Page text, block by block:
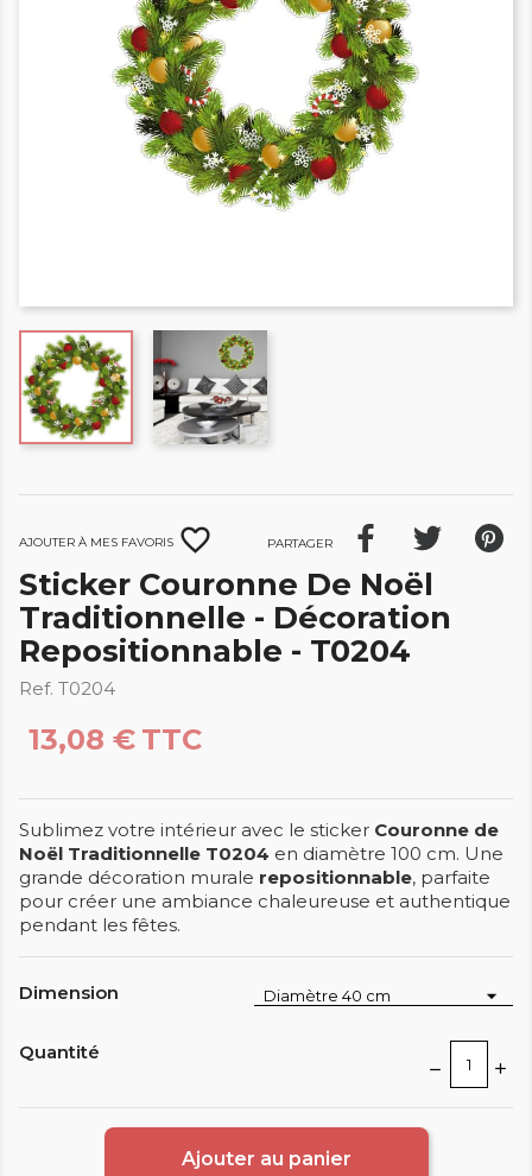
Ajouter à mes favoris favorite_border Partager
Sticker Couronne De Noël
Traditionnelle - Décoration
Repositionnable - T0204
Ref. T0204
13,08 € TTC
Sublimez votre intérieur avec le sticker Couronne de
Noël Traditionnelle T0204 en diamètre 100 cm. Une
grande décoration murale repositionnable, parfaite
pour créer une ambiance chaleureuse et authentique
pendant les fêtes.
Dimension
Quantité
Ajouter au panier